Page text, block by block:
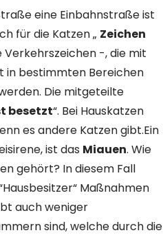
eine Einbahnstraße ist
für die Katzen „ Zeichen
Verkehrszeichen -, die mit
in bestimmten Bereichen
Die mitgeteilte
besetzt“. Bei Hauskatzen
es andere Katzen gibt.Ein
ist das Miauen. Wie
gehört? In diesem Fall
Maßnahmen
auch weniger
sind, welche durch die